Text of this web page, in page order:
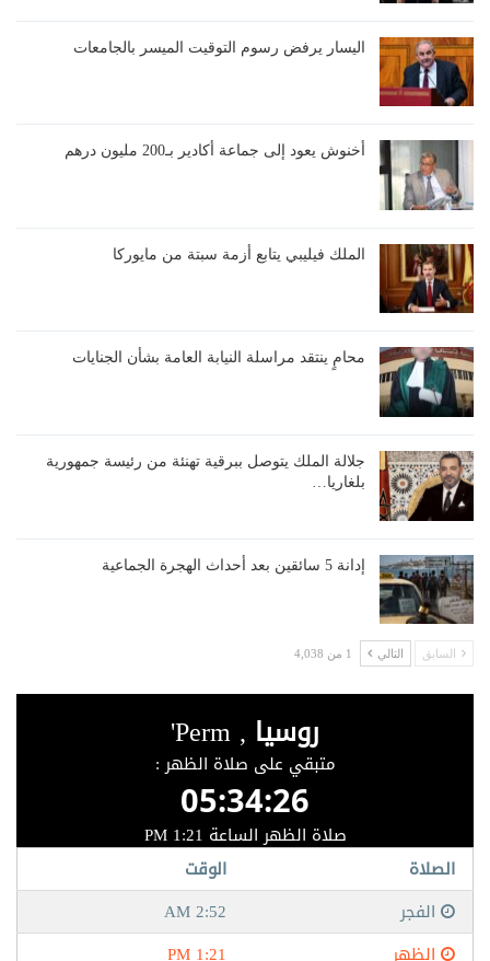
اليسار يرفض رسوم التوقيت الميسر بالجامعات
أخنوش يعود إلى جماعة أكادير بـ200 مليون درهم
الملك فيليبي يتابع أزمة سبتة من مايوركا
محامٍ ينتقد مراسلة النيابة العامة بشأن الجنايات
جلالة الملك يتوصل ببرقية تهنئة من رئيسة جمهورية
بلغاريا…
إدانة 5 سائقين بعد أحداث الهجرة الجماعية
السابق التالي 1 من 4,038